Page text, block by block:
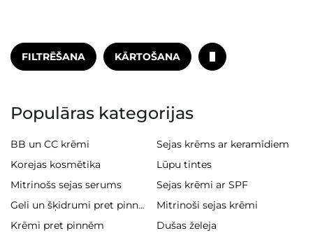
FILTRĒŠANA KĀRTOŠANA
Populāras kategorijas
BB un CC krēmi
Sejas krēms ar keramīdiem
Korejas kosmētika
Lūpu tintes
Mitrinošs sejas serums
Sejas krēmi ar SPF
Geli un šķidrumi pret pinnēm
Mitrinoši sejas krēmi
Krēmi pret pinnēm
Dušas želeja